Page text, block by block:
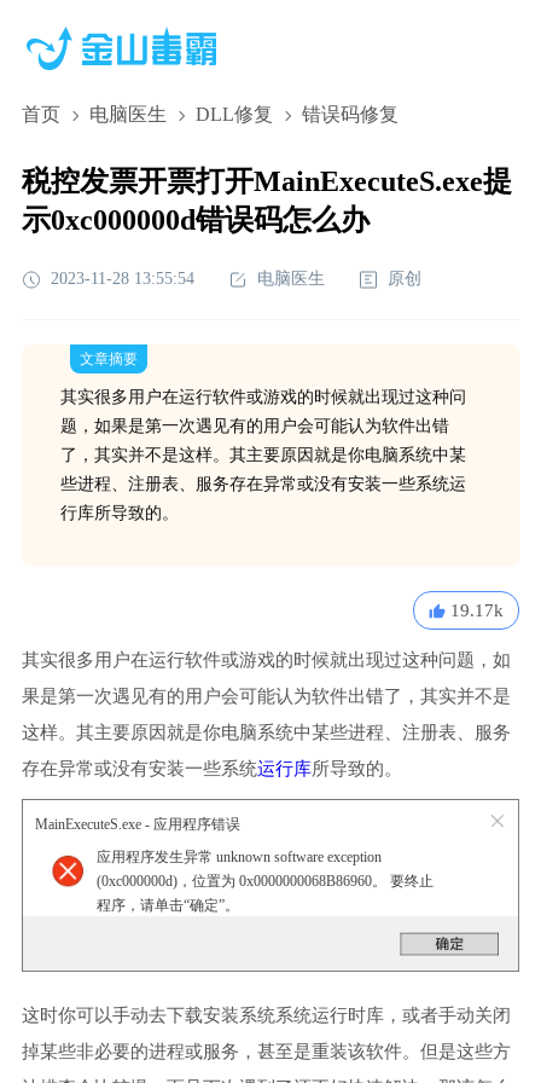
首页 电脑医生 DLL修复 错误码修复
税控发票开票打开MainExecuteS.exe提
示0xc000000d错误码怎么办
2023-11-28 13:55:54 电脑医生 原创
文章摘要
其实很多用户在运行软件或游戏的时候就出现过这种问
题，如果是第一次遇见有的用户会可能认为软件出错
了，其实并不是这样。其主要原因就是你电脑系统中某
些进程、注册表、服务存在异常或没有安装一些系统运
行库所导致的。
19.17k
其实很多用户在运行软件或游戏的时候就出现过这种问题，如
果是第一次遇见有的用户会可能认为软件出错了，其实并不是
这样。其主要原因就是你电脑系统中某些进程、注册表、服务
存在异常或没有安装一些系统运行库所导致的。
MainExecuteS.exe - 应用程序错误
应用程序发生异常 unknown software exception
(0xc000000d)，位置为 0x0000000068B86960。 要终止
程序，请单击“确定”。
这时你可以手动去下载安装系统系统运行时库，或者手动关闭
掉某些非必要的进程或服务，甚至是重装该软件。但是这些方